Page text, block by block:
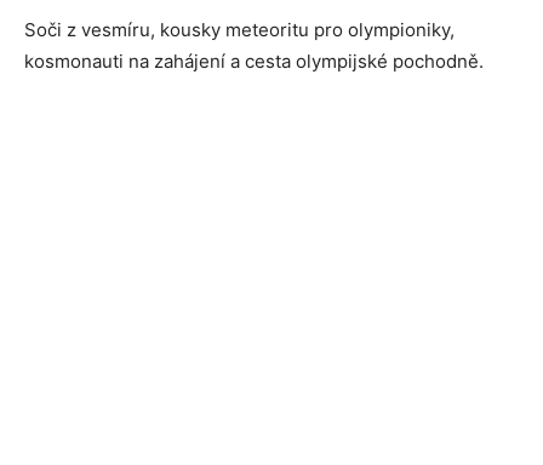
Soči z vesmíru, kousky meteoritu pro olympioniky,
kosmonauti na zahájení a cesta olympijské pochodně.